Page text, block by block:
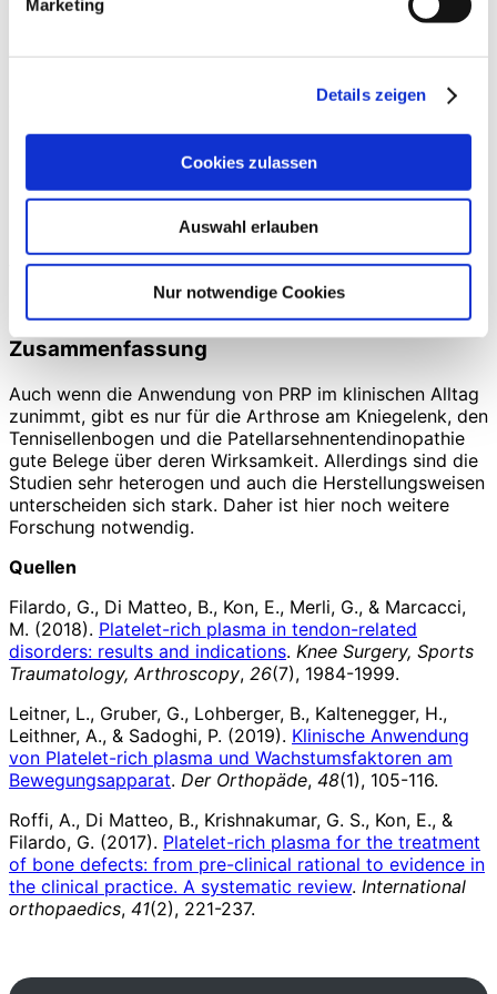
Marketing
Details zeigen
Cookies zulassen
Auswahl erlauben
Nur notwendige Cookies
Zur Anwendung in der konservativen Therapie an der
Verbesserungen bei Symptomatik und Funktion der
Bessere Knochenbruchheilung durch PRP?
Bezüglich derKnochenheilunghaben sich die guten
Ergebnisse aus Laboruntersuchungen bisher noch nicht
in die Anwendung am Patienten übertragen lassen. Die
Auswirkungen auf dieKnochenheilungund der Einsatz
bei Knochenbrüchen und Pseudarthrosen konnten bisher
nicht überzeugen.
Zusammenfassung
Auch wenn die Anwendung von PRP im klinischen Alltag
zunimmt, gibt es nur für die Arthrose am Kniegelenk, den
Tennisellenbogen und die Patellarsehnentendinopathie
gute Belege über deren Wirksamkeit. Allerdings sind die
Studien sehr heterogen und auch die Herstellungsweisen
unterscheiden sich stark. Daher ist hier noch weitere
Forschung notwendig.
Quellen
Filardo, G., Di Matteo, B., Kon, E., Merli, G., & Marcacci,
M. (2018). Platelet-rich plasma in tendon-related
disorders: results and indications. Knee Surgery, Sports
Traumatology, Arthroscopy, 26(7), 1984-1999.
Leitner, L., Gruber, G., Lohberger, B., Kaltenegger, H.,
Leithner, A., & Sadoghi, P. (2019). Klinische Anwendung
von Platelet-rich plasma und Wachstumsfaktoren am
Bewegungsapparat. Der Orthopäde, 48(1), 105-116.
Roffi, A., Di Matteo, B., Krishnakumar, G. S., Kon, E., &
Filardo, G. (2017). Platelet-rich plasma for the treatment
of bone defects: from pre-clinical rational to evidence in
the clinical practice. A systematic review. International
orthopaedics, 41(2), 221-237.